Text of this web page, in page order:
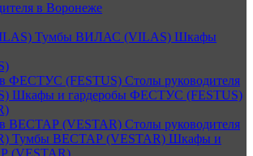
в Воронеже
Тумбы ВИЛАС (VILAS) Шкафы
ФЕСТУС (FESTUS) Столы руководителя
Шкафы и гардеробы ФЕСТУС (FESTUS)
ВЕСТАР (VESTAR) Столы руководителя
Тумбы ВЕСТАР (VESTAR) Шкафы и